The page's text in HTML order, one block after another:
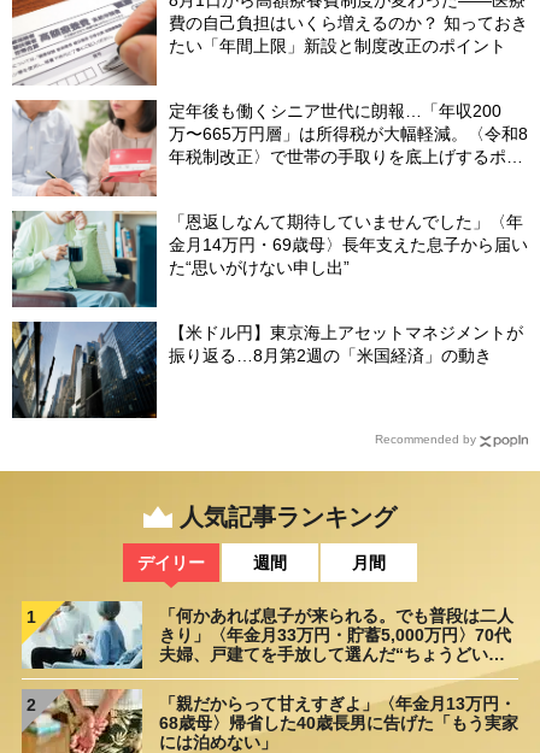
費の自己負担はいくら増えるのか？ 知っておき
たい「年間上限」新設と制度改正のポイント
定年後も働くシニア世代に朗報…「年収200
万〜665万円層」は所得税が大幅軽減。〈令和8
年税制改正〉で世帯の手取りを底上げするポイ
「恩返しなんて期待していませんでした」〈年
金月14万円・69歳母〉長年支えた息子から届い
た“思いがけない申し出”
【米ドル円】東京海上アセットマネジメントが
振り返る…8月第2週の「米国経済」の動き
Recommended by
人気記事ランキング
デイリー 週間 月間
1
「何かあれば息子が来られる。でも普段は二人
きり」〈年金月33万円・貯蓄5,000万円〉70代
夫婦、戸建てを手放して選んだ“ちょうどいい
2
「親だからって甘えすぎよ」〈年金月13万円・
68歳母〉帰省した40歳長男に告げた「もう実家
には泊めない」